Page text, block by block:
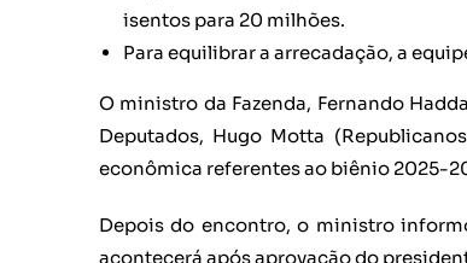
isentos para 20 milhões.
Para equilibrar a arrecadação, a
O ministro da Fazenda, Fernando
Deputados, Hugo Motta
econômica referentes ao biênio 2025-
Depois do encontro, o ministro
acontecerá após aprovação do